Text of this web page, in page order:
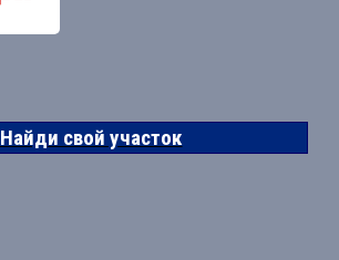
Найди свой участок